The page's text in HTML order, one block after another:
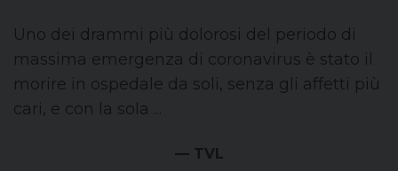
Uno dei drammi più dolorosi del periodo di
massima emergenza di coronavirus è stato il
morire in ospedale da soli, senza gli affetti più
cari, e con la sola ...
— TVL